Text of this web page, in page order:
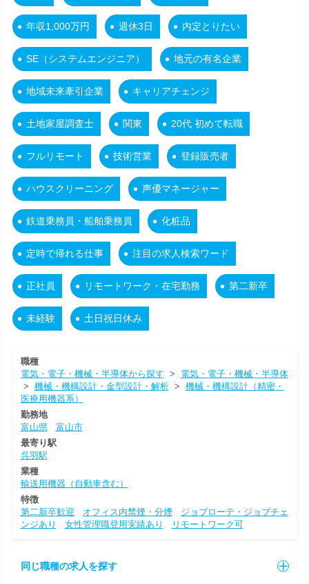
年収1,000万円 週休3日 内定とりたい
SE（システムエンジニア） 地元の有名企業
地域未来牽引企業 キャリアチェンジ
土地家屋調査士 関東 20代 初めて転職
フルリモート 技術営業 登録販売者
ハウスクリーニング 声優マネージャー
鉄道乗務員・船舶乗務員 化粧品
定時で帰れる仕事 注目の求人検索ワード
正社員 リモートワーク・在宅勤務 第二新卒
未経験 土日祝日休み
職種
電気・電子・機械・半導体から探す > 電気・電子・機械・半導体
> 機械・機構設計・金型設計・解析> 機械・機構設計（精密・
医療用機器系）
勤務地
富山県
富山市
最寄り駅
呉羽駅
業種
輸送用機器（自動車含む）
特徴
第二新卒歓迎
オフィス内禁煙・分煙
ジョブローテ・ジョブチェ
ンジあり
女性管理職登用実績あり リモートワーク可
同じ職種の求人を探す